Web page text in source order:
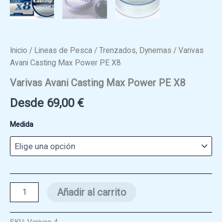
Inicio / Lineas de Pesca / Trenzados, Dynemas / Varivas
Avani Casting Max Power PE X8
Varivas Avani Casting Max Power PE X8
Desde 69,00 €
Medida
Avani
Añadir al carrito